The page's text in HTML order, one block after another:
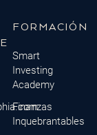
FORMACIÓN
Smart
Investing
Academy
Finanzas
Inquebrantables